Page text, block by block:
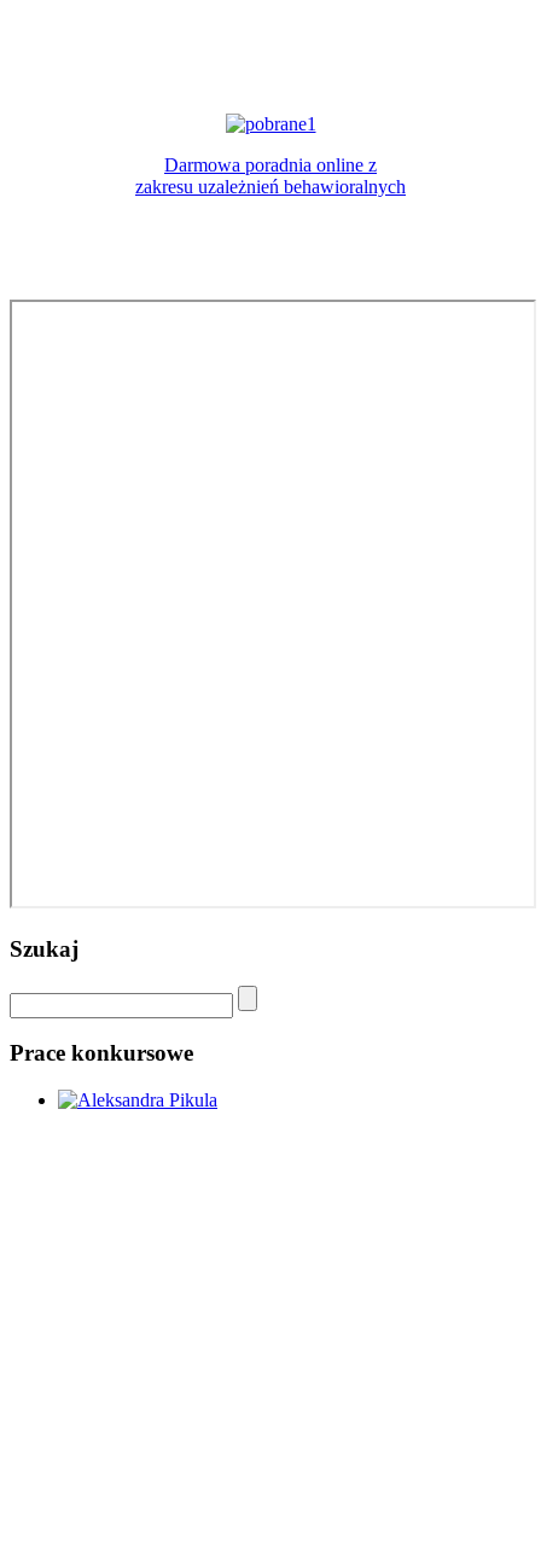
Darmowa poradnia online z
zakresu uzależnień behawioralnych
Szukaj
Prace konkursowe